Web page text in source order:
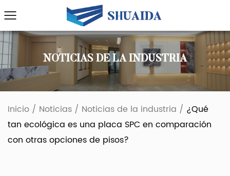
NOTICIAS DE LA INDUSTRIA
Inicio / Noticias / Noticias de la industria / ¿Qué
tan ecológica es una placa SPC en comparación
con otras opciones de pisos?